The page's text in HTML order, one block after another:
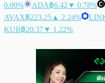
0.09%
ADA฿6.42 ▼ 0.78%
AVAX฿223.25 ▲ 2.24%
KUB฿20.37▼ 1.22%